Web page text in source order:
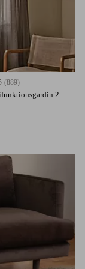
2-
st betyg
(889)